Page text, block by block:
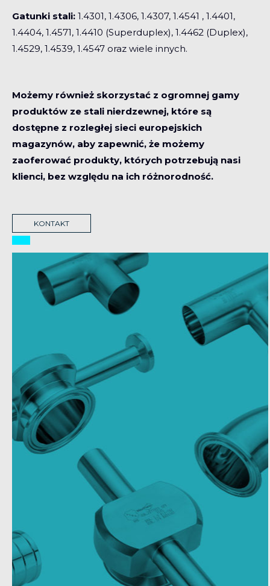
Gatunki stali: 1.4301, 1.4306, 1.4307, 1.4541 , 1.4401,
1.4404, 1.4571, 1.4410 (Superduplex), 1.4462 (Duplex),
1.4529, 1.4539, 1.4547 oraz wiele innych.
Możemy również skorzystać z ogromnej gamy
produktów ze stali nierdzewnej, które są
dostępne z rozległej sieci europejskich
magazynów, aby zapewnić, że możemy
zaoferować produkty, których potrzebują nasi
klienci, bez względu na ich różnorodność.
KONTAKT